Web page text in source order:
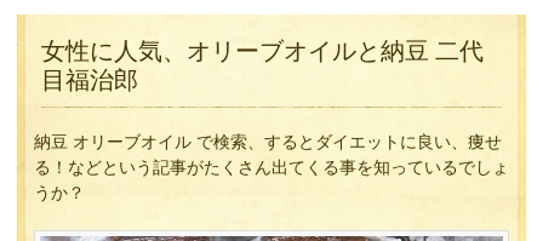
女性に人気、オリーブオイルと納豆 二代
目福治郎
納豆 オリーブオイル で検索、するとダイエットに良い、痩せ
る！などという記事がたくさん出てくる事を知っているでしょ
うか？